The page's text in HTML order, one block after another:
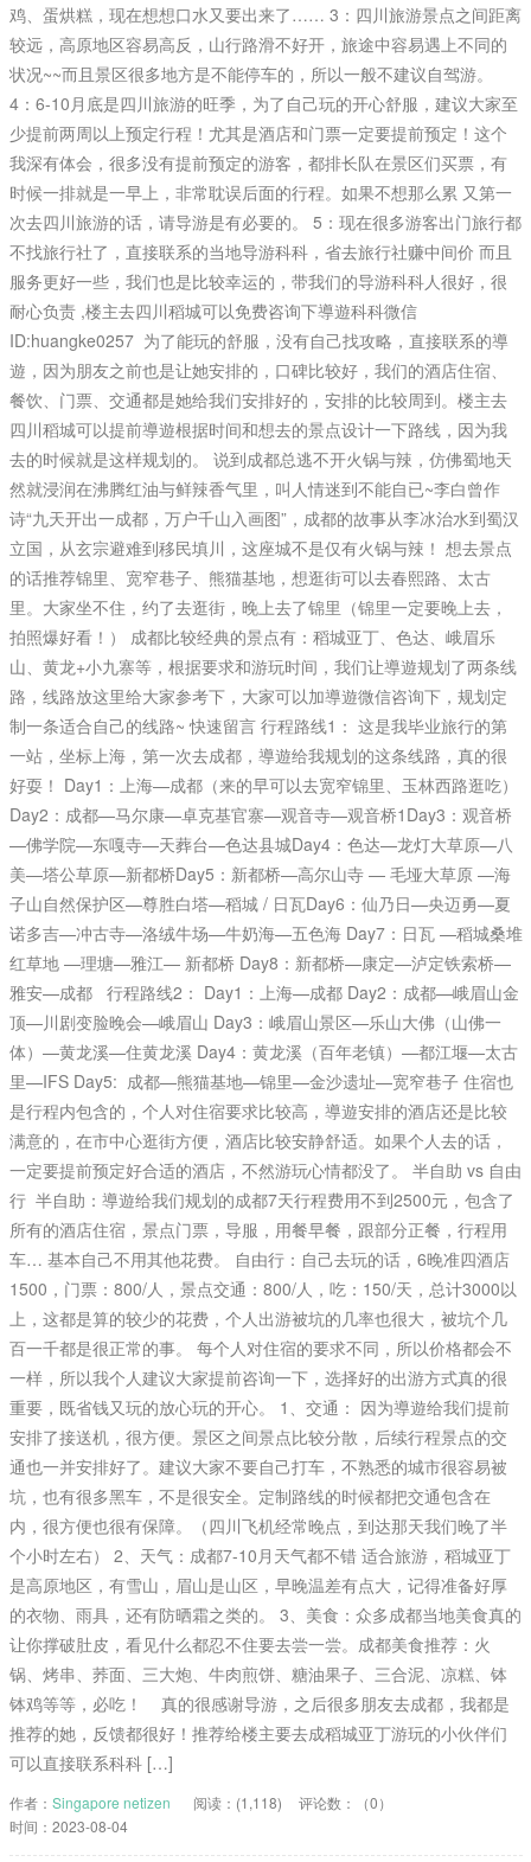
鸡、蛋烘糕，现在想想口水又要出来了…… 3：四川旅游景点之间距离
较远，高原地区容易高反，山行路滑不好开，旅途中容易遇上不同的
状况~~而且景区很多地方是不能停车的，所以一般不建议自驾游。
4：6-10月底是四川旅游的旺季，为了自己玩的开心舒服，建议大家至
少提前两周以上预定行程！尤其是酒店和门票一定要提前预定！这个
我深有体会，很多没有提前预定的游客，都排长队在景区们买票，有
时候一排就是一早上，非常耽误后面的行程。如果不想那么累 又第一
次去四川旅游的话，请导游是有必要的。 5：现在很多游客出门旅行都
不找旅行社了，直接联系的当地导游科科，省去旅行社赚中间价 而且
服务更好一些，我们也是比较幸运的，带我们的导游科科人很好，很
耐心负责 ,楼主去四川稻城可以免费咨询下導遊科科微信
ID:huangke0257 ​​ 为了能玩的舒服，没有自己找攻略，直接联系的導
遊，因为朋友之前也是让她安排的，口碑比较好，我们的酒店住宿、
餐饮、门票、交通都是她给我们安排好的，安排的比较周到。楼主去
四川稻城可以提前導遊根据时间和想去的景点设计一下路线，因为我
去的时候就是这样规划的。 说到成都总逃不开火锅与辣，仿佛蜀地天
然就浸润在沸腾红油与鲜辣香气里，叫人情迷到不能自已~李白曾作
诗“九天开出一成都，万户千山入画图”，成都的故事从李冰治水到蜀汉
立国，从玄宗避难到移民填川，这座城不是仅有火锅与辣！ 想去景点
的话推荐锦里、宽窄巷子、熊猫基地，想逛街可以去春熙路、太古
里。大家坐不住，约了去逛街，晚上去了锦里（锦里一定要晚上去，
拍照爆好看！） 成都比较经典的景点有：稻城亚丁、色达、峨眉乐
山、黄龙+小九寨等，根据要求和游玩时间，我们让導遊规划了两条线
路，线路放这里给大家参考下，大家可以加導遊微信咨询下，规划定
制一条适合自己的线路~ 快速留言 行程路线1： 这是我毕业旅行的第
一站，坐标上海，第一次去成都，導遊给我规划的这条线路，真的很
好耍！ Day1：上海—成都（来的早可以去宽窄锦里、玉林西路逛吃）
Day2：成都—马尔康—卓克基官寨—观音寺—观音桥1Day3：观音桥
—佛学院—东嘎寺—天葬台—色达县城Day4：色达—龙灯大草原—八
美—塔公草原—新都桥Day5：新都桥—高尔山寺 — 毛垭大草原 —海
子山自然保护区—尊胜白塔—稻城 / 日瓦Day6：仙乃日—央迈勇—夏
诺多吉—冲古寺—洛绒牛场—牛奶海—五色海 Day7：日瓦 —稻城桑堆
红草地 —理塘—雅江— 新都桥 Day8：新都桥—康定—泸定铁索桥—
雅安—成都 行程路线2： Day1：上海—成都 Day2：成都—峨眉山金
顶—川剧变脸晚会—峨眉山 Day3：峨眉山景区—乐山大佛（山佛一
体）—黄龙溪—住黄龙溪 Day4：黄龙溪（百年老镇）—都江堰—太古
里—IFS Day5: 成都—熊猫基地—锦里—金沙遗址—宽窄巷子 住宿也
是行程内包含的，个人对住宿要求比较高，導遊安排的酒店还是比较
满意的，在市中心逛街方便，酒店比较安静舒适。如果个人去的话，
一定要提前预定好合适的酒店，不然游玩心情都没了。 半自助 vs 自由
行 半自助：導遊给我们规划的成都7天行程费用不到2500元，包含了
所有的酒店住宿，景点门票，导服，用餐早餐，跟部分正餐，行程用
车… 基本自己不用其他花费。 自由行：自己去玩的话，6晚准四酒店
1500，门票：800/人，景点交通：800/人，吃：150/天，总计3000以
上，这都是算的较少的花费，个人出游被坑的几率也很大，被坑个几
百一千都是很正常的事。 每个人对住宿的要求不同，所以价格都会不
一样，所以我个人建议大家提前咨询一下，选择好的出游方式真的很
重要，既省钱又玩的放心玩的开心。 1、交通： 因为導遊给我们提前
安排了接送机，很方便。景区之间景点比较分散，后续行程景点的交
通也一并安排好了。建议大家不要自己打车，不熟悉的城市很容易被
坑，也有很多黑车，不是很安全。定制路线的时候都把交通包含在
内，很方便也很有保障。（四川飞机经常晚点，到达那天我们晚了半
个小时左右） 2、天气：成都7-10月天气都不错 适合旅游，稻城亚丁
是高原地区，有雪山，眉山是山区，早晚温差有点大，记得准备好厚
的衣物、雨具，还有防晒霜之类的。 3、美食：众多成都当地美食真的
让你撑破肚皮，看见什么都忍不住要去尝一尝。成都美食推荐：火
锅、烤串、荞面、三大炮、牛肉煎饼、糖油果子、三合泥、凉糕、钵
钵鸡等等，必吃！ 真的很感谢导游，之后很多朋友去成都，我都是
推荐的她，反馈都很好！推荐给楼主要去成稻城亚丁游玩的小伙伴们
可以直接联系科科 […]
作者： Singapore netizen 阅读：(1,118)
评论数：（0）
时间：2023-08-04